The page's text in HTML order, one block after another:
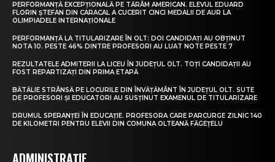
PERFORMANȚĂ EXCEPȚIONALĂ PE TĂRÂM AMERICAN. ELEVUL EDUARD
FLORIN ȘTEFAN DIN CARACAL A CUCERIT CINCI MEDALII DE AUR LA
OLIMPIADELE INTERNAȚIONALE
PERFORMANȚĂ LA TITULARIZARE ÎN OLT: DOI CANDIDAȚI AU OBȚINUT
NOTA 10. PESTE 46% DINTRE PROFESORI AU LUAT NOTE PESTE 7
REZULTATELE ADMITERII LA LICEU ÎN JUDEȚUL OLT. TOȚI CANDIDAȚII AU
FOST REPARTIZAȚI DIN PRIMA ETAPĂ
BĂTĂLIE STRÂNSĂ PE LOCURILE DIN ÎNVĂȚĂMÂNT ÎN JUDEȚUL OLT. SUTE
DE PROFESORI ȘI EDUCATORI AU SUSȚINUT EXAMENUL DE TITULARIZARE
DRUMUL SPERANȚEI ÎN EDUCAȚIE. PROFESORA CARE PARCURGE ZILNIC 140
DE KILOMETRI PENTRU ELEVII DIN COMUNA OLTEANĂ FĂGEȚELU